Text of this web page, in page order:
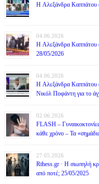
H Αλεξάνδρα Καππάτου
04.06.2026
H Αλεξάνδρα Καππάτου
28/05/2026
04.06.2026
H Αλεξάνδρα Καππάτου
Νικόλ Ποφάντη για το
02.06.2026
FLASH –
κάθε χρόνο – Τα
27.05.2026
Rthess.gr · Η σιωπηλή
από ποτέ; 25/05/2025